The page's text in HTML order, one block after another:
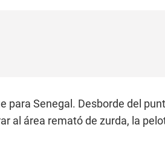
para Senegal. Desborde del
al área remató de zurda, la